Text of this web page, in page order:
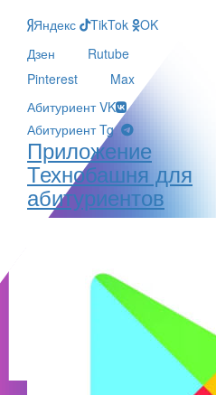
Яндекс
TikTok
OK
Дзен
Rutube
Pinterest
Max
Абитуриент VK
Абитуриент Tg
Приложение
Технобашня для
абитуриентов